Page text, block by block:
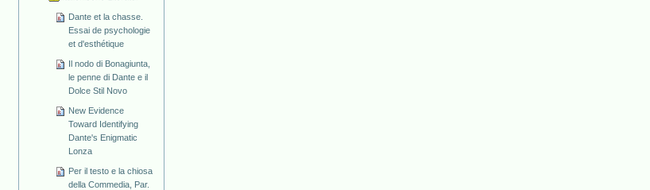
Dante et la chasse.
Essai de psychologie
et d'esthétique
Il nodo di Bonagiunta,
le penne di Dante e il
Dolce Stil Novo
New Evidence
Toward Identifying
Dante's Enigmatic
Lonza
Per il testo e la chiosa
della Commedia, Par.